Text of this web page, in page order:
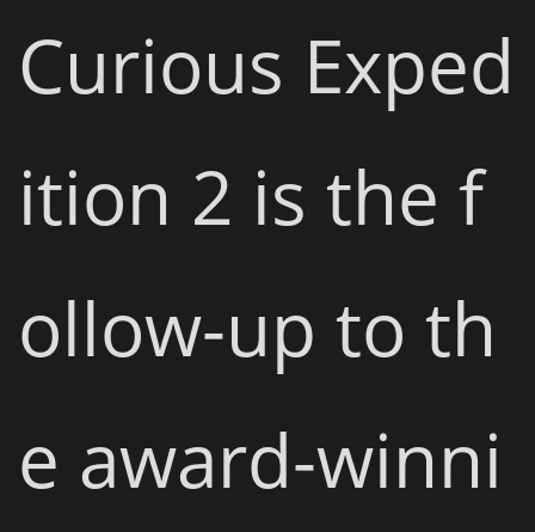
Curious Exped
ition 2 is the f
ollow-up to th
e award-winni